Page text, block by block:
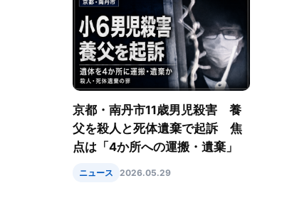
京都・南丹市11歳男児殺害 養
父を殺人と死体遺棄で起訴 焦
点は「4か所への運搬・遺棄」
ニュース 2026.05.29